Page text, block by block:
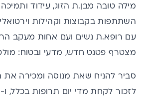
מילה טובה מבן.ת הזוג, עידוד
השתתפות בקבוצות וקהילות
עם רופא.ת נשים ועם אחות מעקב
מצטרף פטנט חדש, מדעי ובטוח:
סביר להניח שאת מנוסה ומכירה את
לזכור לקחת מדי יום תרופות בכלל, ו-